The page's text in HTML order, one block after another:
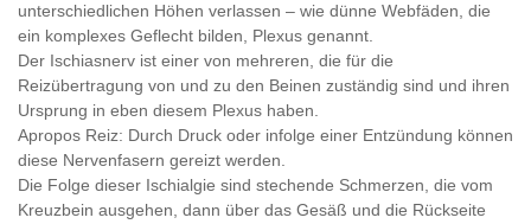
unterschiedlichen Höhen verlassen – wie dünne Webfäden, die
ein komplexes Geflecht bilden, Plexus genannt.
Der Ischiasnerv ist einer von mehreren, die für die
Reizübertragung von und zu den Beinen zuständig sind und ihren
Ursprung in eben diesem Plexus haben.
Apropos Reiz: Durch Druck oder infolge einer Entzündung können
diese Nervenfasern gereizt werden.
Die Folge dieser Ischialgie sind stechende Schmerzen, die vom
Kreuzbein ausgehen, dann über das Gesäß und die Rückseite